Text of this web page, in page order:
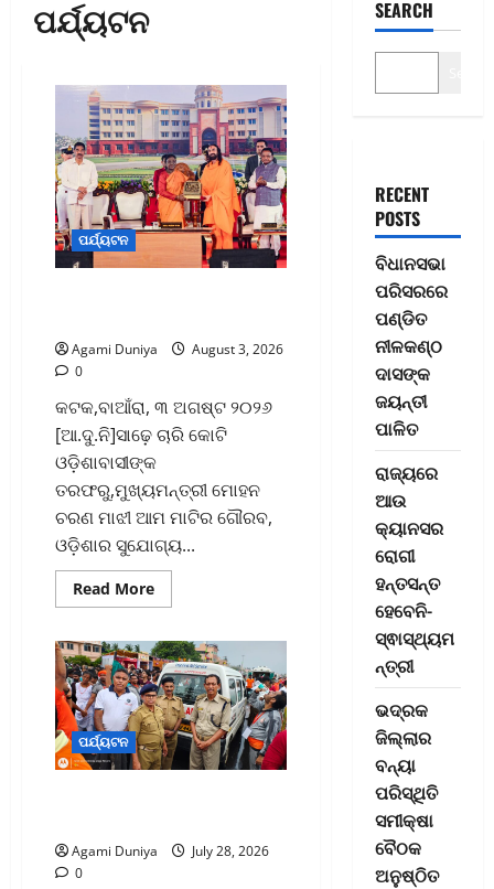
ପର୍ଯ୍ୟଟନ
ପର୍ଯ୍ୟଟନ
Agami Duniya
August 3, 2026
0
କଟକ,ବାଆଁରା, ୩ ଅଗଷ୍ଟ ୨୦୨୬
[ଆ.ଦୁ.ନି]ସାଢ଼େ ଚାରି କୋଟି
ଓଡ଼ିଶାବାସୀଙ୍କ
ତରଫରୁ,ମୁଖ୍ୟମନ୍ତ୍ରୀ ମୋହନ
ଚରଣ ମାଝୀ ଆମ ମାଟିର ଗୌରବ,
ଓଡ଼ିଶାର ସୁଯୋଗ୍ୟ...
Read MoreRead
more
କୃପାଳୁ
ବିଶ୍ୱବିଦ୍ୟାଳୟର
ଶୁଭ
ଉଦ୍‌ଘାଟନ
ପର୍ଯ୍ୟଟନ
Agami Duniya
July 28, 2026
0
SEARCH
RECENT
POSTS
ବିଧାନସଭା
ପରିସରରେ
ପଣ୍ଡିତ
ନୀଳକଣ୍ଠ
ଦାସଙ୍କ
ଜୟନ୍ତୀ
ପାଳିତ
ରାଜ୍ୟରେ
ଆଉ
କ୍ୟାନସର
ରୋଗୀ
ହନ୍ତସନ୍ତ
ହେବେନି-
ସ୍ଵାସ୍ଥ୍ୟମ
ନ୍ତ୍ରୀ
ଭଦ୍ରକ
ଜିଲ୍ଲାର
ବନ୍ୟା
ପରିସ୍ଥିତି
ସମୀକ୍ଷା
ବୈଠକ
ଅନୁଷ୍ଠିତ